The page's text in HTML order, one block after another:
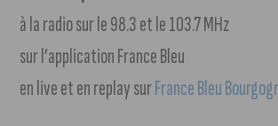
à la radio sur le 98.3 et le 103.7 MHz
sur l’application France Bleu
en live et en replay surFrance Bleu